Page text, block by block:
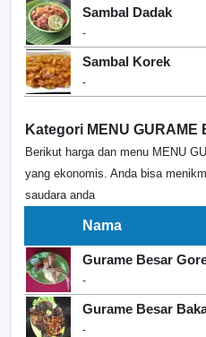
Sambal Dadak
-
Sambal Korek
-
Kategori MENU GURAME
Berikut harga dan menu MENU
yang ekonomis. Anda bisa
saudara anda
Nama
Gurame Besar
-
Gurame Besar
-